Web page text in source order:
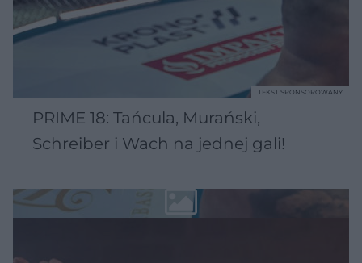
PRIME 18: Tańcula, Murański,
Schreiber i Wach na jednej gali!
TEKST SPONSOROWANY